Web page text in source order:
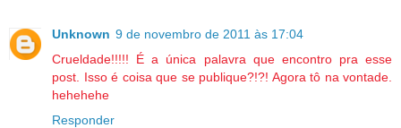
Unknown 9 de novembro de 2011 às 17:04
Crueldade!!!!! É a única palavra que encontro pra esse
post. Isso é coisa que se publique?!?! Agora tô na vontade.
hehehehe
Responder